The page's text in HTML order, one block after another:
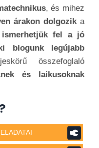
, és mihez
árakon dolgozika
fel a jó
blogunk legújabb
összefoglaló
és laikusoknak